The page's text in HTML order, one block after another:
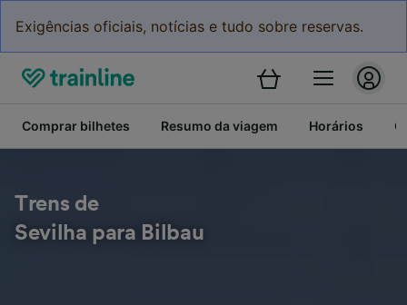
Exigências oficiais, notícias e tudo sobre reservas.
Comprar bilhetes Resumo da viagem Horários
Trens de
Sevilha para Bilbau